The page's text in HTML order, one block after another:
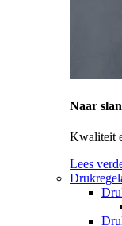
Naar
Kwaliteit
Lees